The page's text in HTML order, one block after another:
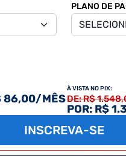
PLANO DE
86,00/MÊS
À VISTA NO PIX:
DE: R$
POR: R$
INSCREVA-SE